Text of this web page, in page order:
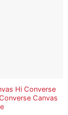
Hi Converse
Canvas